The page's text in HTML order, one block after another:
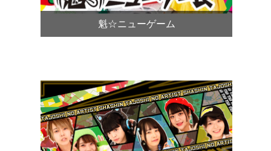
魁☆ニューゲーム